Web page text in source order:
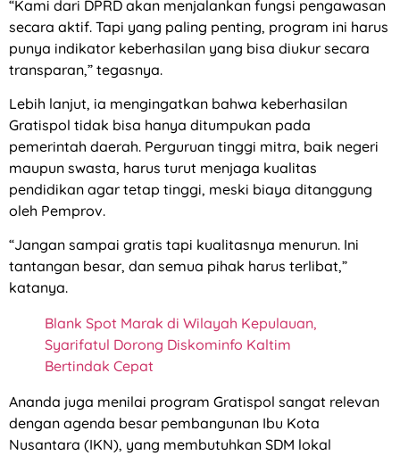
“Kami dari DPRD akan menjalankan fungsi pengawasan
secara aktif. Tapi yang paling penting, program ini harus
punya indikator keberhasilan yang bisa diukur secara
transparan,” tegasnya.
Lebih lanjut, ia mengingatkan bahwa keberhasilan
Gratispol tidak bisa hanya ditumpukan pada
pemerintah daerah. Perguruan tinggi mitra, baik negeri
maupun swasta, harus turut menjaga kualitas
pendidikan agar tetap tinggi, meski biaya ditanggung
oleh Pemprov.
“Jangan sampai gratis tapi kualitasnya menurun. Ini
tantangan besar, dan semua pihak harus terlibat,”
katanya.
Blank Spot Marak di Wilayah Kepulauan,
Syarifatul Dorong Diskominfo Kaltim
Bertindak Cepat
Ananda juga menilai program Gratispol sangat relevan
dengan agenda besar pembangunan Ibu Kota
Nusantara (IKN), yang membutuhkan SDM lokal